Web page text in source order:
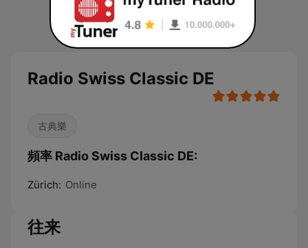
Radio Swiss Classic DE
古典樂
頻率 Radio Swiss Classic DE:
Zürich: Online
往来